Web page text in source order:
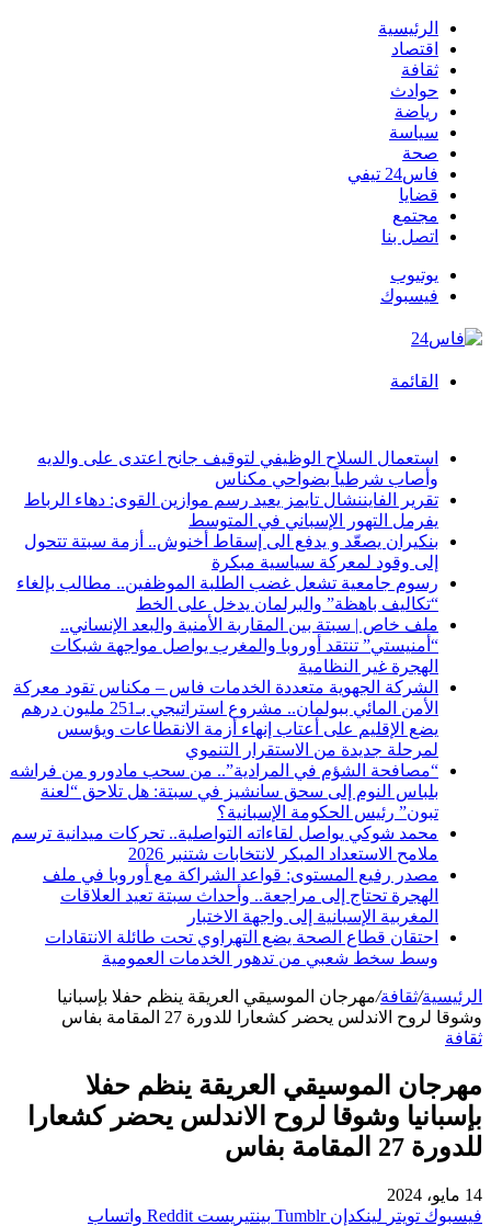
الرئيسية
اقتصاد
ثقافة
حوادث
رياضة
سياسة
صحة
فاس24 تيفي
قضايا
مجتمع
اتصل بنا
يوتيوب
فيسبوك
القائمة
استعمال السلاح الوظيفي لتوقيف جانح اعتدى على والديه
وأصاب شرطياً بضواحي مكناس
تقرير الفايننشال تايمز يعيد رسم موازين القوى: دهاء الرباط
يفرمل التهور الإسباني في المتوسط
بنكيران يصعّد و يدفع الى إسقاط أخنوش.. أزمة سبتة تتحول
إلى وقود لمعركة سياسية مبكرة
رسوم جامعية تشعل غضب الطلبة الموظفين.. مطالب بإلغاء
“تكاليف باهظة” والبرلمان يدخل على الخط
ملف خاص | سبتة بين المقاربة الأمنية والبعد الإنساني..
“أمنيستي” تنتقد أوروبا والمغرب يواصل مواجهة شبكات
الهجرة غير النظامية
الشركة الجهوية متعددة الخدمات فاس – مكناس تقود معركة
الأمن المائي ببولمان.. مشروع استراتيجي بـ251 مليون درهم
يضع الإقليم على أعتاب إنهاء أزمة الانقطاعات ويؤسس
لمرحلة جديدة من الاستقرار التنموي
“مصافحة الشؤم في المرادية”.. من سحب مادورو من فراشه
بلباس النوم إلى سحق سانشيز في سبتة: هل تلاحق “لعنة
تبون” رئيس الحكومة الإسبانية؟
محمد شوكي يواصل لقاءاته التواصلية.. تحركات ميدانية ترسم
ملامح الاستعداد المبكر لانتخابات شتنبر 2026
مصدر رفيع المستوى: قواعد الشراكة مع أوروبا في ملف
الهجرة تحتاج إلى مراجعة.. وأحداث سبتة تعيد العلاقات
المغربية الإسبانية إلى واجهة الاختبار
احتقان قطاع الصحة يضع التهراوي تحت طائلة الانتقادات
وسط سخط شعبي من تدهور الخدمات العمومية
الرئيسية/ثقافة/مهرجان الموسيقي العريقة ينظم حفلا بإسبانيا
وشوقا لروح الاندلس يحضر كشعارا للدورة 27 المقامة بفاس
ثقافة
مهرجان الموسيقي العريقة ينظم حفلا
بإسبانيا وشوقا لروح الاندلس يحضر كشعارا
للدورة 27 المقامة بفاس
14 مايو، 2024
فيسبوك تويتر لينكدإن بينتيريست واتساب